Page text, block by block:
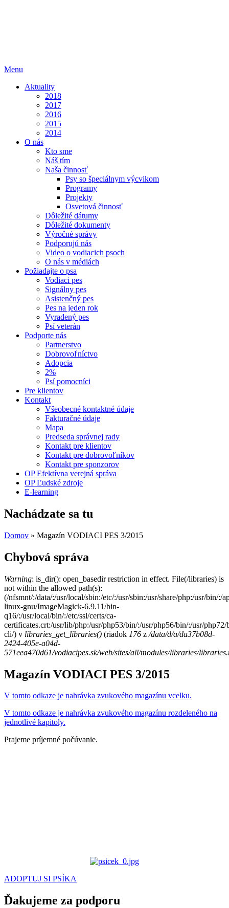
Menu
Aktuality
2018
2017
2016
2015
2014
O nás
Kto sme
Náš tím
Naša činnosť
Psy so špeciálnym výcvikom
Programy
Projekty
Osvetová činnosť
Dôležité dátumy
Dôležité dokumenty
Výročné správy
Podporujú nás
Video o vodiacich psoch
O nás v médiách
Požiadajte o psa
Vodiaci pes
Signálny pes
Asistenčný pes
Pes na jeden rok
Vyradený pes
Psí veterán
Podporte nás
Partnerstvo
Dobrovoľníctvo
Adopcia
2%
Psí pomocníci
Pre klientov
Kontakt
Všeobecné kontaktné údaje
Fakturačné údaje
Mapa
Predseda správnej rady
Kontakt pre klientov
Kontakt pre dobrovoľníkov
Kontakt pre sponzorov
OP Efektívna verejná správa
OP Ľudské zdroje
E-learning
Nachádzate sa tu
Domov » Magazín VODIACI PES 3/2015
Chybová správa
Warning: is_dir(): open_basedir restriction in effect. File(/libraries) is
not within the allowed path(s):
(/nfsmnt/:/data/:/usr/local/sbin:/etc/:/usr/sbin:/usr/share/php:/usr/bin/
linux-gnu/ImageMagick-6.9.11/bin-
q16/:/usr/local/bin/:/etc/ssl/certs/ca-
certificates.crt:/usr/lib/php:/usr/php53/bin/:/usr/php56/bin/:/usr/
cli/) v libraries_get_libraries() (riadok 176 z /data/d/a/da37b08d-
2424-405e-a04d-
571eea470d61/vodiacipes.sk/web/sites/all/modules/libraries/
Magazín VODIACI PES 3/2015
V tomto odkaze je nahrávka zvukového magazínu vcelku.
V tomto odkaze je nahrávka zvukového magazínu rozdeleného na
jednotlivé kapitoly.
Prajeme príjemné počúvanie.
ADOPTUJ SI PSÍKA
Ďakujeme za podporu